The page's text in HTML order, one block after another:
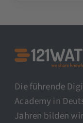
Die führende
Academy in
Jahren bilden